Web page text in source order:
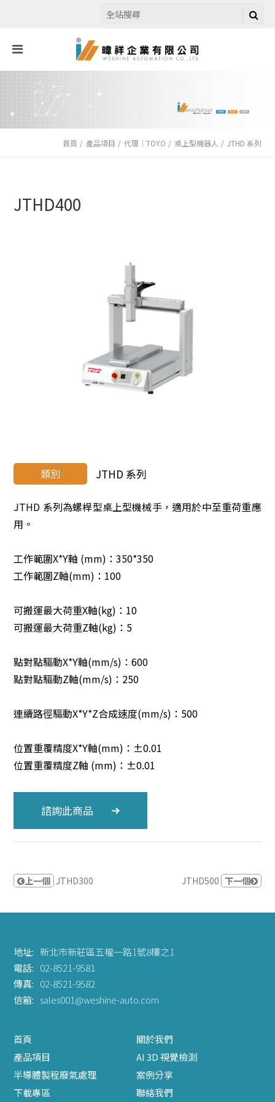
首頁 產品項目 代理｜TOYO 桌上型機器人 JTHD 系列
JTHD400
類別 JTHD 系列
JTHD 系列為螺桿型桌上型機械手，適用於中至重荷重應
用。
工作範圍X*Y軸 (mm)：350*350
工作範圍Z軸(mm)：100
可搬運最大荷重X軸(kg)：10
可搬運最大荷重Z軸(kg)：5
點對點驅動X*Y軸(mm/s)：600
點對點驅動Z軸(mm/s)：250
連續路徑驅動X*Y*Z合成速度(mm/s)：500
位置重覆精度X*Y軸(mm)：±0.01
位置重覆精度Z軸 (mm)：±0.01
諮詢此商品
上一個 JTHD300 JTHD500 下一個
地址: 新北市新莊區五權一路1號8樓之1
電話: 02-8521-9581
傳真: 02-8521-9582
信箱: sales001@weshine-auto.com
首頁
關於我們
產品項目
AI 3D 視覺檢測
半導體製程廢氣處理
案例分享
下載專區
聯絡我們